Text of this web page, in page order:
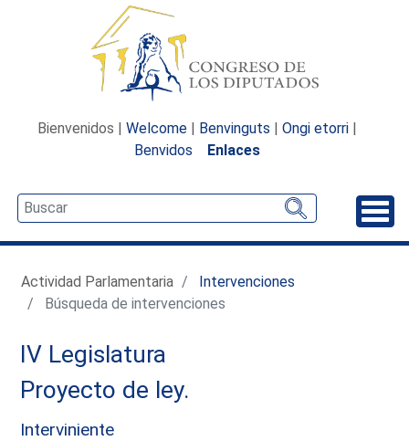
Bienvenidos | Welcome | Benvinguts | Ongi etorri |
Benvidos
Enlaces
Actividad Parlamentaria
Intervenciones
Búsqueda de intervenciones
IV Legislatura
Proyecto de ley.
Interviniente